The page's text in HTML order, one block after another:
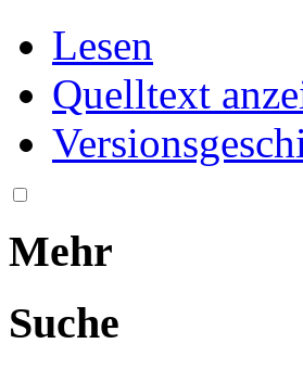
Lesen
Quelltext
Mehr
Suche